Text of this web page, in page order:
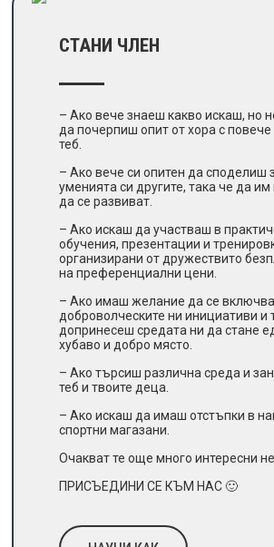
СТАНИ ЧЛЕН
– Ако вече знаеш какво искаш, но
да почерпиш опит от хора с повече
теб.
– Ако вече си опитен да споделиш
уменията си другите, така че да
да се развиват.
– Ако искаш да участваш в
обучения, презентации и
организирани от дружествито
на преференциални цени.
– Ако имаш желание да се
доброволческите ни инициативи и
допринесеш средата ни да стане
хубаво и добро място.
– Ако търсиш различна среда и
теб и твоите деца.
– Ако искаш да имаш отстъпки в
спортни магазани.
Очакват те още много интересни
ПРИСЪЕДИНИ СЕ КЪМ НАС 🙂